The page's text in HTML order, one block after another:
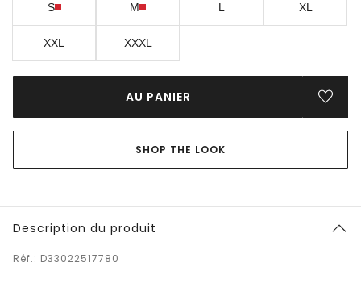
S M L XL
XXL XXXL
AU PANIER
SHOP THE LOOK
Description du produit
Réf.: D33022517780